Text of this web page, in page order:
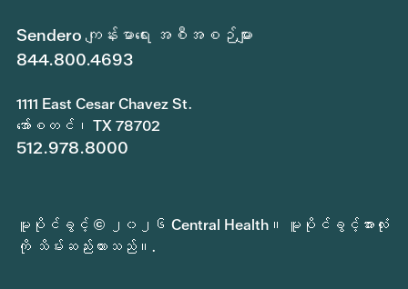
Sendero ကျန်းမာရေး အစီအစဉ်များ
844.800.4693
1111 East Cesar Chavez St.
အော်စတင်၊ TX 78702
512.978.8000
မူပိုင်ခွင့် © ၂၀၂၆ Central Health။ မူပိုင်ခွင့်အားလုံး
ကို သိမ်းဆည်းထားသည်။.